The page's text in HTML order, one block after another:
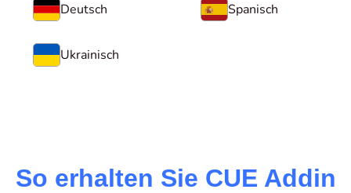
Deutsch Spanisch
Ukrainisch
So erhalten Sie CUE Addin